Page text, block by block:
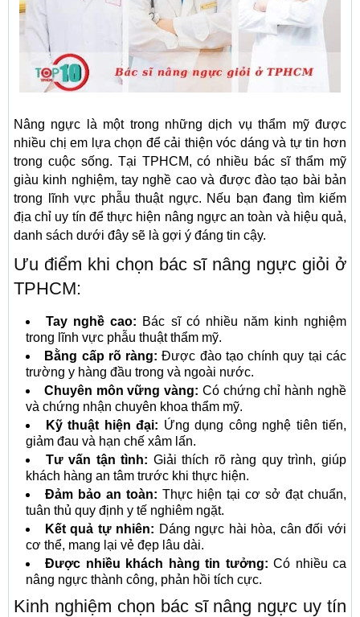
Nâng ngực là một trong những dịch vụ thẩm mỹ được
nhiều chị em lựa chọn để cải thiện vóc dáng và tự tin hơn
trong cuộc sống. Tại TPHCM, có nhiều bác sĩ thẩm mỹ
giàu kinh nghiệm, tay nghề cao và được đào tạo bài bản
trong lĩnh vực phẫu thuật ngực. Nếu bạn đang tìm kiếm
địa chỉ uy tín để thực hiện nâng ngực an toàn và hiệu quả,
danh sách dưới đây sẽ là gợi ý đáng tin cậy.
Ưu điểm khi chọn bác sĩ nâng ngực giỏi ở
TPHCM:
Tay nghề cao: Bác sĩ có nhiều năm kinh nghiệm
trong lĩnh vực phẫu thuật thẩm mỹ.
Bằng cấp rõ ràng: Được đào tạo chính quy tại các
trường y hàng đầu trong và ngoài nước.
Chuyên môn vững vàng: Có chứng chỉ hành nghề
và chứng nhận chuyên khoa thẩm mỹ.
Kỹ thuật hiện đại: Ứng dụng công nghệ tiên tiến,
giảm đau và hạn chế xâm lấn.
Tư vấn tận tình: Giải thích rõ ràng quy trình, giúp
khách hàng an tâm trước khi thực hiện.
Đảm bảo an toàn: Thực hiện tại cơ sở đạt chuẩn,
tuân thủ quy định y tế nghiêm ngặt.
Kết quả tự nhiên: Dáng ngực hài hòa, cân đối với
cơ thể, mang lại vẻ đẹp lâu dài.
Được nhiều khách hàng tin tưởng: Có nhiều ca
nâng ngực thành công, phản hồi tích cực.
Kinh nghiệm chọn bác sĩ nâng ngực uy tín